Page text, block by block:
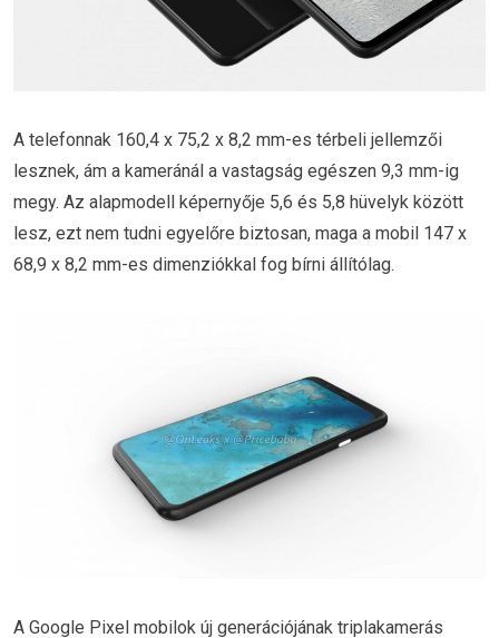
A telefonnak 160,4 x 75,2 x 8,2 mm-es térbeli jellemzői
lesznek, ám a kameránál a vastagság egészen 9,3 mm-ig
megy. Az alapmodell képernyője 5,6 és 5,8 hüvelyk között
lesz, ezt nem tudni egyelőre biztosan, maga a mobil 147 x
68,9 x 8,2 mm-es dimenziókkal fog bírni állítólag.
A Google Pixel mobilok új generációjának triplakamerás